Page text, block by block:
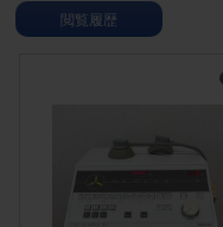
閲覧履歴